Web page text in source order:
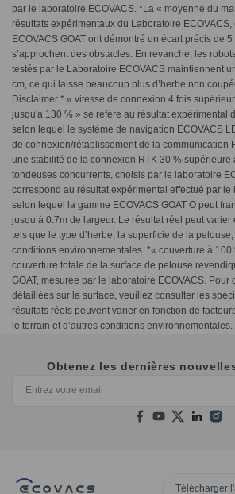
par le laboratoire ECOVACS. *La « moyenne du
résultats expérimentaux du Laboratoire
ECOVACS GOAT ont démontré un écart précis de
s’approchent des obstacles. En revanche, les
testés par le Laboratoire ECOVACS maintiennent
cm, ce qui laisse beaucoup plus d’herbe non
Disclaimer * « vitesse de connexion 4 fois
jusqu'à 130 % » se réfère au résultat expérimental
selon lequel le système de navigation ECOVACS
de connexion/rétablissement de la communication
une stabilité de la connexion RTK 30 % supérieure
tondeuses concurrents, choisis par le laboratoire
correspond au résultat expérimental effectué par le
selon lequel la gamme ECOVACS GOAT O peut
jusqu’à 0.7m de largeur. Le résultat réel peut
tels que le type d’herbe, la superficie de la
conditions environnementales. *« couverture à 100
couverture totale de la surface de pelouse
GOAT, mesurée par le laboratoire ECOVACS. Pour
détaillées sur la surface, veuillez consulter les
résultats réels peuvent varier en fonction de
le terrain et d’autres conditions environnementales.
Obtenez les dernières
Télécharger